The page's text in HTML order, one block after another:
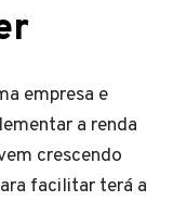
empresa e
a renda
crescendo
facilitar terá a